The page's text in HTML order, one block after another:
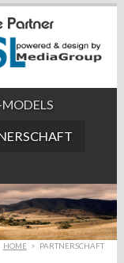
HOME > PARTNERSCHAFT